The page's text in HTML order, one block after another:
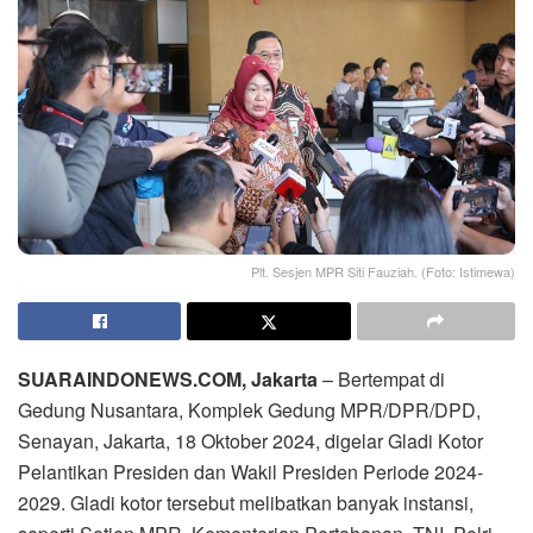
Plt. Sesjen MPR Siti Fauziah. (Foto: Istimewa)
SUARAINDONEWS.COM, Jakarta– Bertempat di
Gedung Nusantara, Komplek Gedung MPR/DPR/DPD,
Senayan, Jakarta, 18 Oktober 2024, digelar Gladi Kotor
Pelantikan Presiden dan Wakil Presiden Periode 2024-
2029. Gladi kotor tersebut melibatkan banyak instansi,